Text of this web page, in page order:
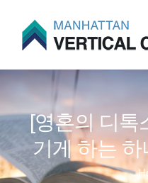
[영혼의 디톡
기게 하는